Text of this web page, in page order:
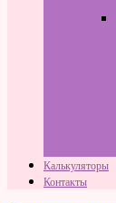
Калькуляторы
Контакты